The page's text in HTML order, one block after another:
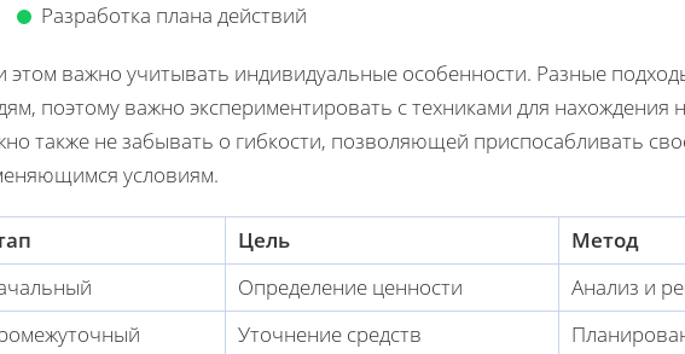
Разработка плана действий
этом важно учитывать индивидуальные особенности. Разные
поэтому важно экспериментировать с техниками для нахождения
также не забывать о гибкости, позволяющей приспосабливать
условиям.
Цель
Метод
Определение ценности
Анализ и
Уточнение средств